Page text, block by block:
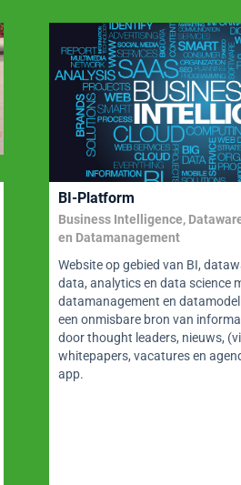
BI-Platform
Business Intelligence,
en Datamanagement
Website op gebied van BI,
data, analytics en data science
datamanagement en
een onmisbare bron van
door thought leaders, nieuws,
whitepapers, vacatures en
app.